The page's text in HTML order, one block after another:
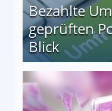
Bezahlte
geprüften
Blick
auf einen Blick